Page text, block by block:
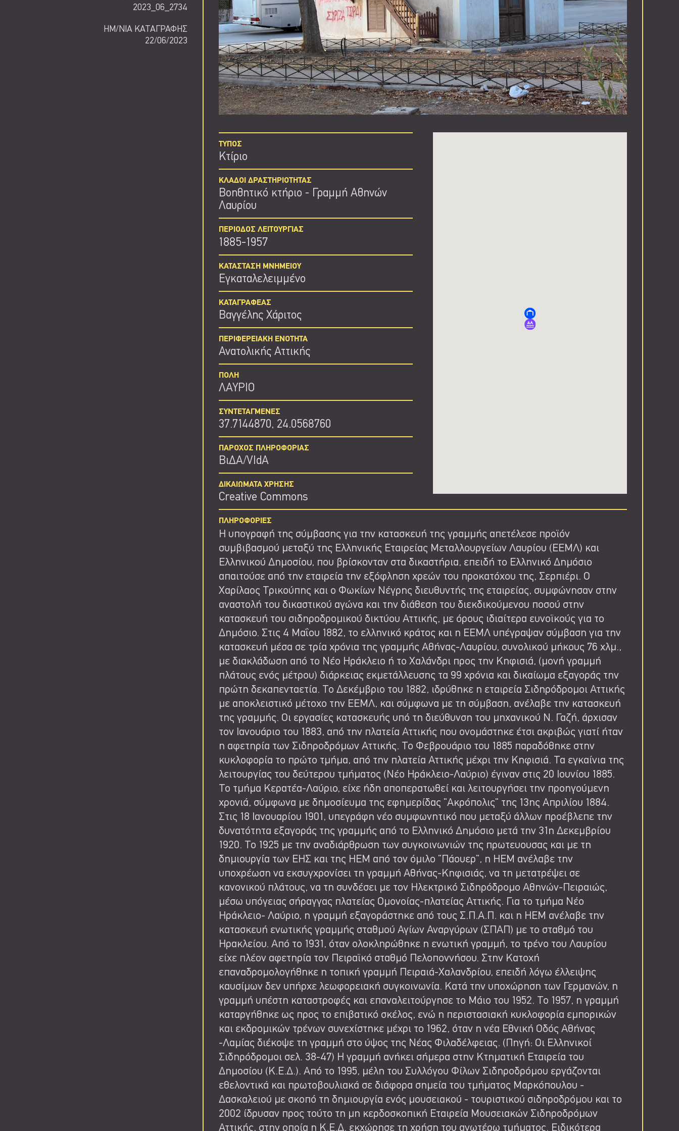
2023_06_2734
ΗΜ/ΝΙΑ ΚΑΤΑΓΡΑΦΗΣ
22/06/2023
ΤΥΠΟΣ
Κτίριο
ΚΛΑΔΟΙ ΔΡΑΣΤΗΡΙΟΤΗΤΑΣ
Βοηθητικό κτήριο
Γραμμή Αθηνών
Λαυρίου
ΠΕΡΙΟΔΟΣ ΛΕΙΤΟΥΡΓΙΑΣ
1885-1957
ΚΑΤΑΣΤΑΣΗ ΜΝΗΜΕΙΟΥ
Εγκαταλελειμμένο
ΚΑΤΑΓΡΑΦΕΑΣ
Βαγγέλης Χάριτος
ΠΕΡΙΦΕΡΕΙΑΚΗ ΕΝΟΤΗΤΑ
Ανατολικής Αττικής
ΠΟΛΗ
ΛΑΥΡΙΟ
ΣΥΝΤΕΤΑΓΜΕΝΕΣ
37.7144870, 24.0568760
ΠΑΡΟΧΟΣ ΠΛΗΡΟΦΟΡΙΑΣ
ΒιΔΑ/VIdA
ΔΙΚΑΙΩΜΑΤΑ ΧΡΗΣΗΣ
Creative Commons
ΠΛΗΡΟΦΟΡΙΕΣ
Η υπογραφή της σύμβασης για την κατασκευή της γραμμής απετέλεσε προϊόν
συμβιβασμού μεταξύ της Ελληνικής Εταιρείας Μεταλλουργείων Λαυρίου (ΕΕΜΛ) και
Ελληνικού Δημοσίου, που βρίσκονταν στα δικαστήρια, επειδή το Ελληνικό Δημόσιο
απαιτούσε από την εταιρεία την εξόφληση χρεών του προκατόχου της, Σερπιέρι. Ο
Χαρίλαος Τρικούπης και ο Φωκίων Νέγρης διευθυντής της εταιρείας, συμφώνησαν στην
αναστολή του δικαστικού αγώνα και την διάθεση του διεκδικούμενου ποσού στην
κατασκευή του σιδηροδρομικού δικτύου Αττικής, με όρους ιδιαίτερα ευνοϊκούς για το
Δημόσιο. Στις 4 Μαΐου 1882, το ελληνικό κράτος και η ΕΕΜΛ υπέγραψαν σύμβαση για την
κατασκευή μέσα σε τρία χρόνια της γραμμής Αθήνας-Λαυρίου, συνολικού μήκους 76 χλμ.,
με διακλάδωση από το Νέο Ηράκλειο ή το Χαλάνδρι προς την Κηφισιά, (μονή γραμμή
πλάτους ενός μέτρου) διάρκειας εκμετάλλευσης τα 99 χρόνια και δικαίωμα εξαγοράς την
πρώτη δεκαπενταετία. Το Δεκέμβριο του 1882, ιδρύθηκε η εταιρεία Σιδηρόδρομοι Αττικής
με αποκλειστικό μέτοχο την ΕΕΜΛ, και σύμφωνα με τη σύμβαση, ανέλαβε την κατασκευή
της γραμμής. Οι εργασίες κατασκευής υπό τη διεύθυνση του μηχανικού Ν. Γαζή, άρχισαν
τον Ιανουάριο του 1883, από την πλατεία Αττικής που ονομάστηκε έτσι ακριβώς γιατί ήταν
η αφετηρία των Σιδηροδρόμων Αττικής. Το Φεβρουάριο του 1885 παραδόθηκε στην
κυκλοφορία το πρώτο τμήμα, από την πλατεία Αττικής μέχρι την Κηφισιά. Τα εγκαίνια της
λειτουργίας του δεύτερου τμήματος (Νέο Ηράκλειο-Λαύριο) έγιναν στις 20 Ιουνίου 1885.
Το τμήμα Κερατέα-Λαύριο, είχε ήδη αποπερατωθεί και λειτουργήσει την προηγούμενη
χρονιά, σύμφωνα με δημοσίευμα της εφημερίδας "Ακρόπολις" της 13ης Απριλίου 1884.
Στις 18 Ιανουαρίου 1901, υπεγράφη νέο συμφωνητικό που μεταξύ άλλων προέβλεπε την
δυνατότητα εξαγοράς της γραμμής από το Ελληνικό Δημόσιο μετά την 31η Δεκεμβρίου
1920. Το 1925 με την αναδιάρθρωση των συγκοινωνιών της πρωτευουσας και με τη
δημιουργία των ΕΗΣ και της ΗΕΜ από τον όμιλο "Πάουερ", η ΗΕΜ ανέλαβε την
υποχρέωση να εκσυγχρονίσει τη γραμμή Αθήνας-Κηφισιάς, να τη μετατρέψει σε
κανονικού πλάτους, να τη συνδέσει με τον Ηλεκτρικό Σιδηρόδρομο Αθηνών-Πειραιώς,
μέσω υπόγειας σήραγγας πλατείας Ομονοίας-πλατείας Αττικής. Για το τμήμα Νέο
Ηράκλειο- Λαύριο, η γραμμή εξαγοράστηκε από τους Σ.Π.Α.Π. και η ΗΕΜ ανέλαβε την
κατασκευή ενωτικής γραμμής σταθμού Αγίων Αναργύρων (ΣΠΑΠ) με το σταθμό του
Ηρακλείου. Από το 1931, όταν ολοκληρώθηκε η ενωτική γραμμή, το τρένο του Λαυρίου
είχε πλέον αφετηρία τον Πειραϊκό σταθμό Πελοποννήσου. Στην Κατοχή
επαναδρομολογήθηκε η τοπική γραμμή Πειραιά-Χαλανδρίου, επειδή λόγω έλλειψης
καυσίμων δεν υπήρχε λεωφορειακή συγκοινωνία. Κατά την υποχώρηση των Γερμανών, η
γραμμή υπέστη καταστροφές και επαναλειτούργησε το Μάιο του 1952. Το 1957, η γραμμή
καταργήθηκε ως προς το επιβατικό σκέλος, ενώ η περιστασιακή κυκλοφορία εμπορικών
και εκδρομικών τρένων συνεχίστηκε μέχρι το 1962, όταν η νέα Εθνική Οδός Αθήνας
-Λαμίας διέκοψε τη γραμμή στο ύψος της Νέας Φιλαδέλφειας. (Πηγή: Οι Ελληνικοί
Σιδηρόδρομοι σελ. 38-47) Η γραμμή ανήκει σήμερα στην Κτηματική Εταιρεία του
Δημοσίου (Κ.Ε.Δ.). Από το 1995, μέλη του Συλλόγου Φίλων Σιδηροδρόμου εργάζονται
εθελοντικά και πρωτοβουλιακά σε διάφορα σημεία του τμήματος Μαρκόπουλου -
Δασκαλειού με σκοπό τη δημιουργία ενός μουσειακού - τουριστικού σιδηροδρόμου και το
2002 ίδρυσαν προς τούτο τη μη κερδοσκοπική Εταιρεία Μουσειακών Σιδηροδρόμων
Αττικής, στην οποία η Κ.Ε.Δ. εκχώρησε τη χρήση του ανωτέρω τμήματος. Ειδικότερα